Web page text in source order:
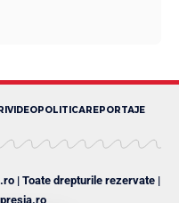
VIDEOPOLITICAREPORTAJE
| Toate drepturile rezervate |